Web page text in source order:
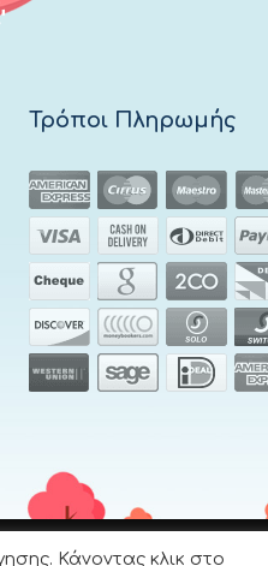
Τρόποι Πληρωμής
Κάνοντας κλικ στο